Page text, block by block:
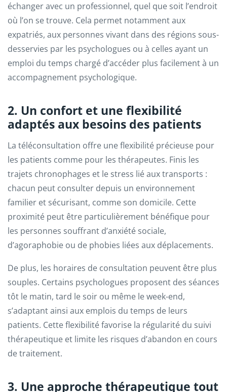
échanger avec un professionnel, quel que soit l’endroit
où l’on se trouve. Cela permet notamment aux
expatriés, aux personnes vivant dans des régions sous-
desservies par les psychologues ou à celles ayant un
emploi du temps chargé d’accéder plus facilement à un
accompagnement psychologique.
2. Un confort et une flexibilité
adaptés aux besoins des patients
La téléconsultation offre une flexibilité précieuse pour
les patients comme pour les thérapeutes. Finis les
trajets chronophages et le stress lié aux transports :
chacun peut consulter depuis un environnement
familier et sécurisant, comme son domicile. Cette
proximité peut être particulièrement bénéfique pour
les personnes souffrant d’anxiété sociale,
d’agoraphobie ou de phobies liées aux déplacements.
De plus, les horaires de consultation peuvent être plus
souples. Certains psychologues proposent des séances
tôt le matin, tard le soir ou même le week-end,
s’adaptant ainsi aux emplois du temps de leurs
patients. Cette flexibilité favorise la régularité du suivi
thérapeutique et limite les risques d’abandon en cours
de traitement.
3. Une approche thérapeutique tout